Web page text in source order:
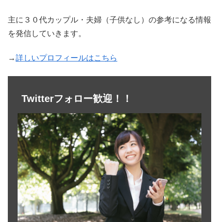
主に３０代カップル・夫婦（子供なし）の参考になる情報
を発信していきます。
→詳しいプロフィールはこちら
Twitterフォロー歓迎！！